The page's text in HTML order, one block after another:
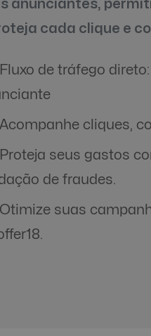
anunciantes,
cada clique e
Fluxo de tráfego
Acompanhe cliques,
Proteja seus gastos
de fraudes.
Otimize suas